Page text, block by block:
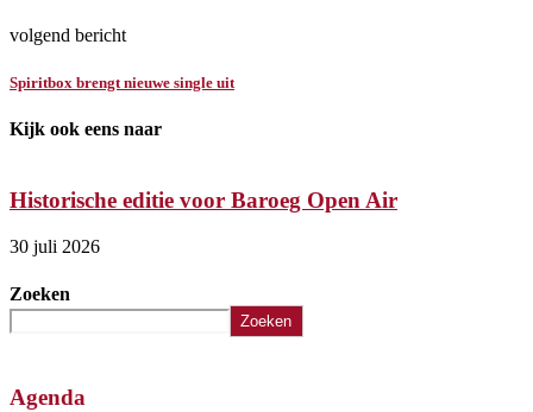
volgend bericht
Spiritbox brengt nieuwe single uit
Kijk ook eens naar
Historische editie voor Baroeg Open Air
30 juli 2026
Zoeken
Zoeken
Agenda